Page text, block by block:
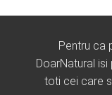
Pentru ca
DoarNatural
toti cei care